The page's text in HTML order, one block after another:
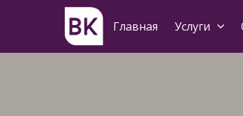
Главная Услуги